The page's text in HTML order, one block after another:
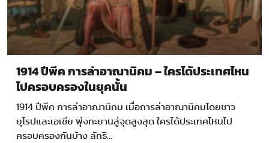
1914 ปีพีค การล่าอาณานิคม – ใครได้ประเทศไหน
ไปครอบครองในยุคนั้น
1914 ปีพีค การล่าอาณานิคม เมื่อการล่าอาณานิคมโดยชาว
ยุโรปและเอเชีย พุ่งทะยานสู่จุดสูงสุด ใครได้ประเทศไหนไป
ครอบครองกันบ้าง ลัทธิ…